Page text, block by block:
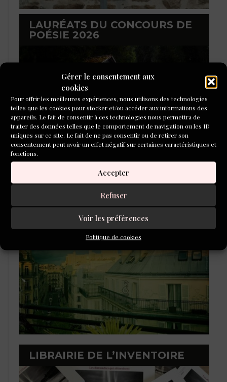
Gérer le consentement aux
cookies
Pour offrir les meilleures expériences, nous utilisons des technologies
telles que les cookies pour stocker et/ou accéder aux informations des
appareils. Le fait de consentir à ces technologies nous permettra de
traiter des données telles que le comportement de navigation ou les ID
uniques sur ce site. Le fait de ne pas consentir ou de retirer son
consentement peut avoir un effet négatif sur certaines caractéristiques et
fonctions.
Accepter
Refuser
Voir les préférences
Politique de cookies
LAURÉATS DU CONCOURS DE
POÉSIE 2026
L'ÉCOLE DU ROMAN D'ALEPH-
LIBRAIRIE DE L’INVENTOIRE